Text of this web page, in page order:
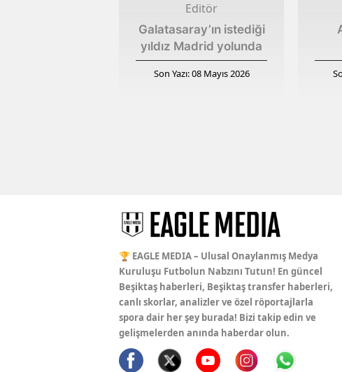
Editör
Galatasaray’ın istediği
yıldız Madrid yolunda
Son Yazı: 08 Mayıs 2026
🏆 EAGLE MEDIA – Ulusal Onaylanmış Medya
Kuruluşu Futbolun Nabzını Tutun! En güncel
Beşiktaş haberleri, Beşiktaş transfer haberleri,
canlı skorlar, analizler ve özel röportajlarla
spora dair her şey burada! Bizi takip edin ve
gelişmelerden anında haberdar olun.